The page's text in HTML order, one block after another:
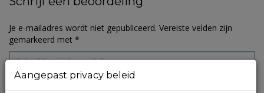
Je e-mailadres wordt niet gepubliceerd. Vereiste velden zijn
gemarkeerd met *
Aangepast privacy beleid